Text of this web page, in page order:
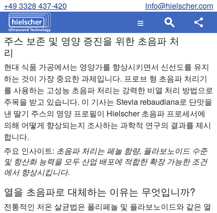
+49 3328 437-420 info@hielscher.com
주스 보존 및 영양 증진을 위한 초음파 처
리
현대 식품 가공에서는 영양가를 향상시키면서 신선도를 유지
하는 것이 가장 중요한 과제입니다. 프로브 형 초음파 처리기
를 사용하는 고성능 초음파 처리는 강력한 비열 처리 방법으로
주목을 받고 있습니다. 이 기사는 Stevia rebaudiana로 단맛을
낸 딸기 주스의 영양 프로필이 Hielscher 초음파 프로세서에
의해 어떻게 향상되는지 조사하는 과학적 연구의 결과를 제시
합니다.
주요 인사이트: 초음파 처리는 페놀 함량, 플라보노이드 수준
및 항산화 능력을 모두 산업 배포에 적합한 확장 가능한 조건
에서 향상시킵니다.
열을 초음파로 대체하는 이유는 무엇입니까?
전통적인 저온 살균법은 폴리페놀 및 플라보노이드와 같은 열